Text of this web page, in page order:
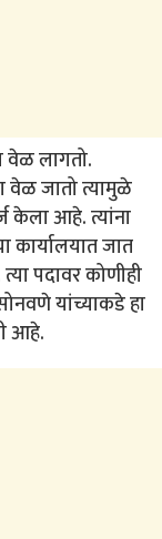
वेळ लागतो.
वेळ जातो त्यामुळे
केला आहे. त्यांना
जात
पदावर कोणीही
यांच्याकडे हा
आहे.